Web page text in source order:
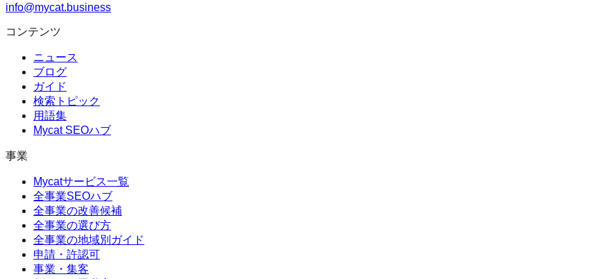
info@mycat.business
コンテンツ
ニュース
ブログ
ガイド
検索トピック
用語集
Mycat SEOハブ
事業
Mycatサービス一覧
全事業SEOハブ
全事業の改善候補
全事業の選び方
全事業の地域別ガイド
申請・許認可
事業・集客